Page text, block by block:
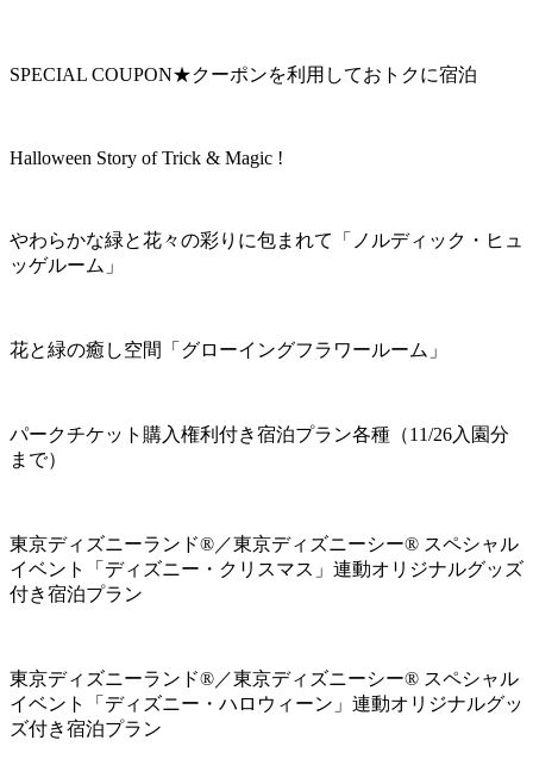
SPECIAL COUPON★クーポンを利用しておトクに宿泊
Halloween Story of Trick & Magic !
やわらかな緑と花々の彩りに包まれて「ノルディック・ヒュ
ッゲルーム」
花と緑の癒し空間「グローイングフラワールーム」
パークチケット購入権利付き宿泊プラン各種（11/26入園分
まで）
東京ディズニーランド®／東京ディズニーシー® スペシャル
イベント「ディズニー・クリスマス」連動オリジナルグッズ
付き宿泊プラン
東京ディズニーランド®／東京ディズニーシー® スペシャル
イベント「ディズニー・ハロウィーン」連動オリジナルグッ
ズ付き宿泊プラン